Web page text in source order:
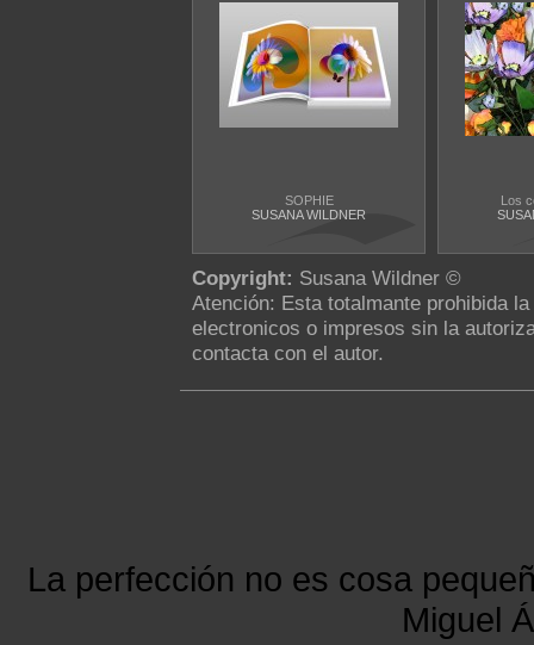
SOPHIE
SUSANA WILDNER
Los
Copyright: Susana Wildner ©
Atención: Esta totalmante prohibida
electronicos o impresos sin la
contacta con el autor.
La perfección no es cosa
Miguel